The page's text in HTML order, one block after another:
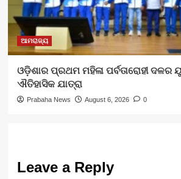
ଆମରାଜ୍ୟ
ଓଡ଼ିଶାର ପ୍ରଥମ ମହିଳା ପର୍ବତାରୋହୀ ଦଳର
ଐତିହାସିକ ଯାତ୍ରା
Prabaha News August 6, 2026 0
Leave a Reply